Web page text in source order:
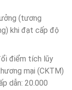
(tương
khi đạt cấp độ
điểm tích lũy
mại (CKTM)
dẫn: 20.000